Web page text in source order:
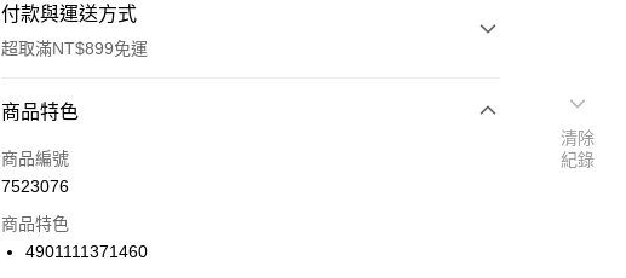
付款與運送方式
超取滿NT$899免運
付款方式
信用卡一次付款
LINE Pay
商品特色
商品編號
7523076
商品特色
4901111371460
清除
紀錄